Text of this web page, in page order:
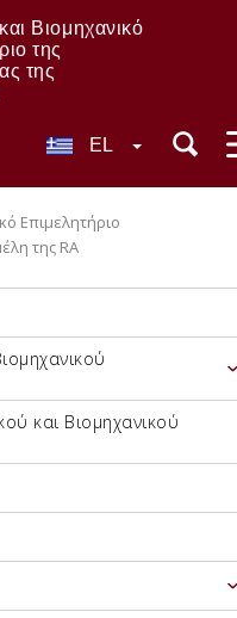
Βιομηχανικό
της
της
EL
Επιμελητήριο
της RA
και Βιομηχανικού